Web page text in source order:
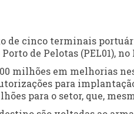
de cinco terminais
de Pelotas (PEL01),
milhões em melhorias
para
para o setor, que,